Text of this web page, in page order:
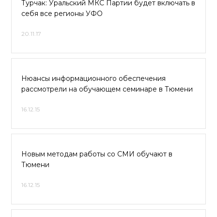
Турчак: Уральский МКС Партии будет включать в
себя все регионы УФО
20.11.17
Нюансы информационного обеспечения
рассмотрели на обучающем семинаре в Тюмени
16.12.15
Новым методам работы со СМИ обучают в
Тюмени
16.12.15